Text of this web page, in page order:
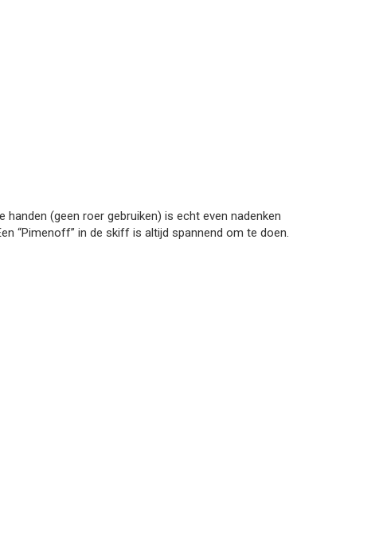
(geen roer gebruiken) is echt even nadenken
“Pimenoff” in de skiff is altijd spannend om te doen.